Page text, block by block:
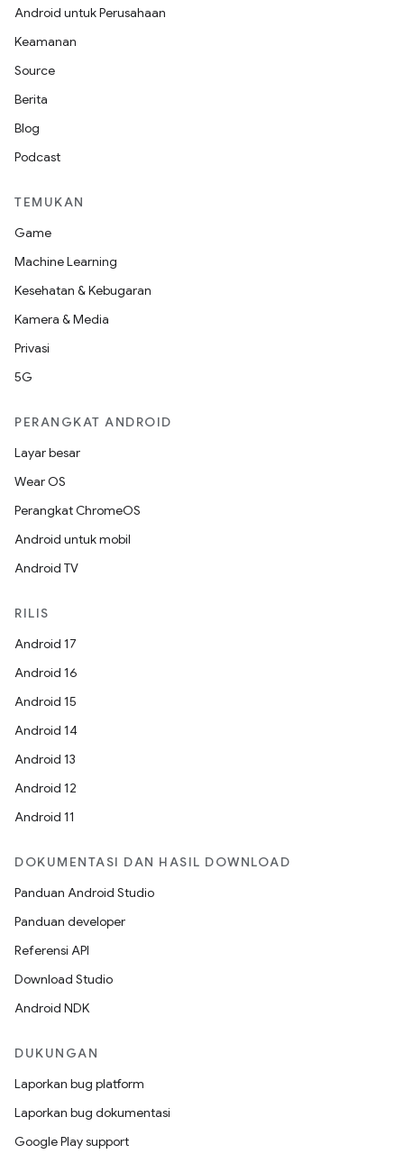
Android untuk Perusahaan
Keamanan
Source
Berita
Blog
Podcast
TEMUKAN
Game
Machine Learning
Kesehatan & Kebugaran
Kamera & Media
Privasi
5G
PERANGKAT ANDROID
Layar besar
Wear OS
Perangkat ChromeOS
Android untuk mobil
Android TV
RILIS
Android 17
Android 16
Android 15
Android 14
Android 13
Android 12
Android 11
DOKUMENTASI DAN HASIL DOWNLOAD
Panduan Android Studio
Panduan developer
Referensi API
Download Studio
Android NDK
DUKUNGAN
Laporkan bug platform
Laporkan bug dokumentasi
Google Play support